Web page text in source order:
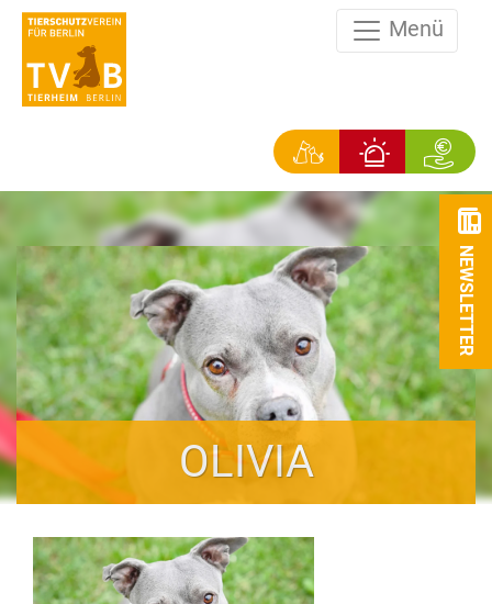
Menü
NEWSLETTER
OLIVIA